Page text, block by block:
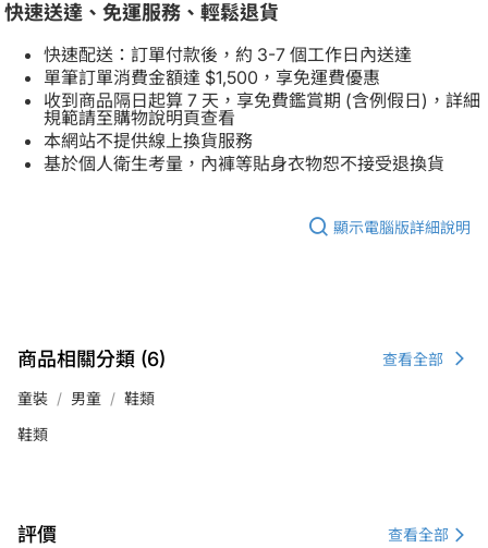
快速送達、免運服務、輕鬆退貨
快速配送：訂單付款後，約 3-7 個工作日內送達
單筆訂單消費金額達 $1,500，享免運費優惠
收到商品隔日起算 7 天，享免費鑑賞期 (含例假日)，詳細
規範請至購物說明頁查看
本網站不提供線上換貨服務
基於個人衛生考量，內褲等貼身衣物恕不接受退換貨
顯示電腦版詳細說明
商品相關分類 (6) 查看全部
童裝 男童
鞋類
鞋類
評價
查看全部